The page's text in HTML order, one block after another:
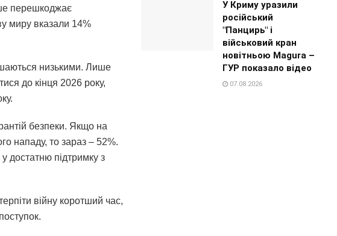
перешкоджає
миру вказали 14%
низькими. Лише
до кінця 2026 року,
безпеки. Якщо на
нападу, то зараз – 52%.
достатню підтримку з
війну коротший час,
У Криму уразили
російський
"Панцирь" і
військовий кран
новітньою Magura –
ГУР показало відео
07.08.2026